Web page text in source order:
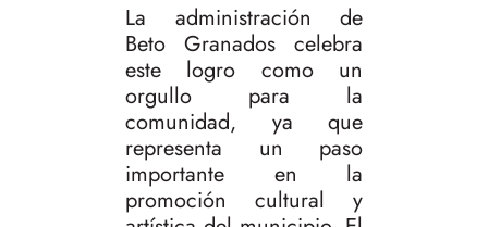
La administración de
Beto Granados celebra
este logro como un
orgullo para la
comunidad, ya que
representa un paso
importante en la
promoción cultural y